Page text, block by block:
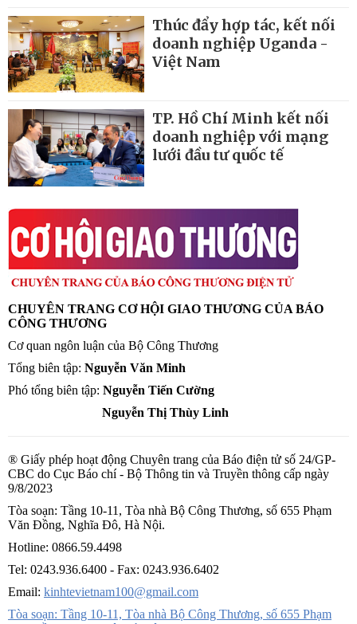
Thúc đẩy hợp tác, kết nối
doanh nghiệp Uganda -
Việt Nam
TP. Hồ Chí Minh kết nối
doanh nghiệp với mạng
lưới đầu tư quốc tế
CHUYÊN TRANG CƠ HỘI GIAO THƯƠNG CỦA BÁO
CÔNG THƯƠNG
Cơ quan ngôn luận của Bộ Công Thương
Tổng biên tập: Nguyễn Văn Minh
Phó tổng biên tập: Nguyễn Tiến Cường
Nguyễn Thị Thùy Linh
® Giấy phép hoạt động Chuyên trang của Báo điện tử số 24/GP-
CBC do Cục Báo chí - Bộ Thông tin và Truyền thông cấp ngày
9/8/2023
Tòa soạn: Tầng 10-11, Tòa nhà Bộ Công Thương, số 655 Phạm
Văn Đồng, Nghĩa Đô, Hà Nội.
Hotline: 0866.59.4498
Tel: 0243.936.6400 - Fax: 0243.936.6402
Email: kinhtevietnam100@gmail.com
Tòa soạn: Tầng 10-11, Tòa nhà Bộ Công Thương, số 655 Phạm